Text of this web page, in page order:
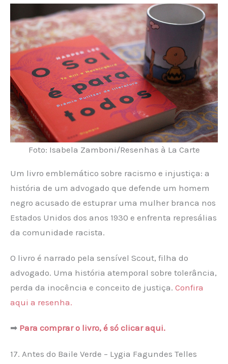
Foto: Isabela Zamboni/Resenhas à La Carte
Um livro emblemático sobre racismo e injustiça: a
história de um advogado que defende um homem
negro acusado de estuprar uma mulher branca nos
Estados Unidos dos anos 1930 e enfrenta represálias
da comunidade racista.
O livro é narrado pela sensível Scout, filha do
advogado. Uma história atemporal sobre tolerância,
perda da inocência e conceito de justiça. Confira
aqui a resenha.
➡ Para comprar o livro, é só clicar aqui.
17. Antes do Baile Verde – Lygia Fagundes Telles